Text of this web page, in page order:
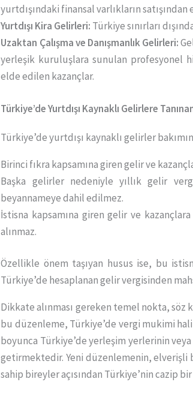
yurtdışındaki finansal varlıkların
Yurtdışı Kira Gelirleri: Türkiye sınırları
Uzaktan Çalışma ve Danışmanlık Gelirleri:
yerleşik kuruluşlara sunulan profesyonel
elde edilen kazançlar.
Türkiye’de Yurtdışı Kaynaklı Gelirlere
Türkiye’de yurtdışı kaynaklı gelirler
Birinci fıkra kapsamına giren gelir ve
Başka gelirler nedeniyle yıllık gelir
beyannameye dahil edilmez.
İstisna kapsamına giren gelir ve
alınmaz.
Özellikle önem taşıyan husus ise, bu
Türkiye’de hesaplanan gelir vergisinden
Dikkate alınması gereken temel nokta, söz
bu düzenleme, Türkiye’de vergi mukimi
boyunca Türkiye’de yerleşim yerlerinin
getirmektedir. Yeni düzenlemenin, elverişli
sahip bireyler açısından Türkiye’nin cazip